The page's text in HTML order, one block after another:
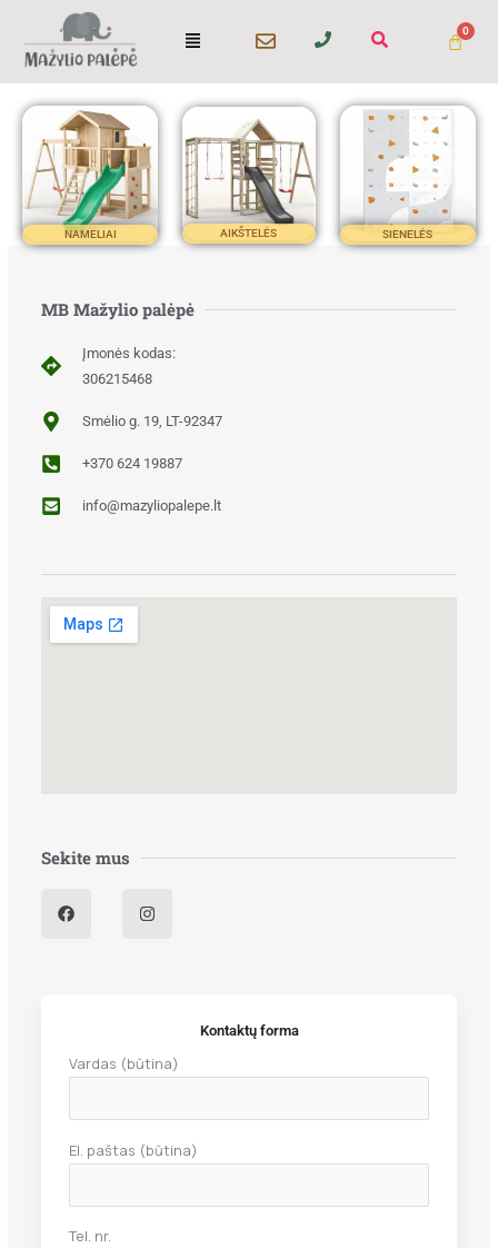
turinio
Menu
NAMELIAI AIKŠTELĖS SIENELĖS
MB Mažylio palėpė
Įmonės kodas:
306215468
Smėlio g. 19, LT-92347
+370 624 19887
info@mazyliopalepe.lt
Sekite mus
F I
n
t
a
a
Kontaktų forma
Vardas (būtina)
El. paštas (būtina)
Tel. nr.